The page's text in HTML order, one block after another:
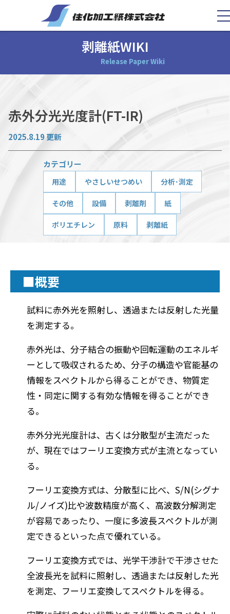
剥離紙WIKI
Release Paper Wiki
赤外分光光度計(FT-IR)
2025.8.19 更新
カテゴリー
用途 やさしいせつめい 分析･測定
その他 設備 剥離剤 紙
ポリエチレン 原料 剥離紙
■概要
試料に赤外光を照射し、透過または反射した光量
を測定する。
赤外光は、分子結合の振動や回転運動のエネルギ
ーとして吸収されるため、分子の構造や官能基の
情報をスペクトルから得ることができ、物質定
性・同定に関する有効な情報を得ることができ
る。
赤外分光光度計は、古くは分散型が主流だった
が、現在ではフーリエ変換方式が主流となってい
る。
フーリエ変換方式は、分散型に比べ、S/N(シグナ
ル/ノイズ)比や波数精度が高く、高波数分解測定
が容易であったり、一度に多波長スペクトルが測
定できるといった点で優れている。
フーリエ変換方式では、光学干渉計で干渉させた
全波長光を試料に照射し、透過または反射した光
を測定、フーリエ変換してスペクトルを得る。